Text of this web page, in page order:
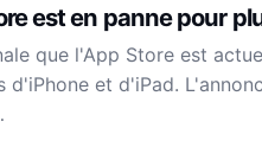
est en panne pour
que l'App Store est
d'iPhone et d'iPad.